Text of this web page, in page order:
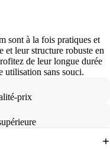
sont à la fois pratiques et
et leur structure robuste en
de leur longue durée
utilisation sans souci.
prix